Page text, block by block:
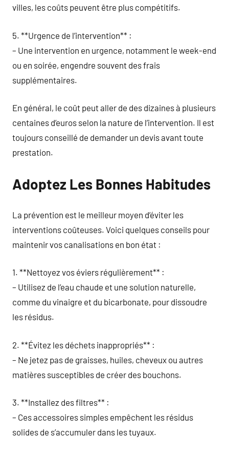
villes, les coûts peuvent être plus compétitifs.
5. **Urgence de l’intervention** :
– Une intervention en urgence, notamment le week-end
ou en soirée, engendre souvent des frais
supplémentaires.
En général, le coût peut aller de des dizaines à plusieurs
centaines d’euros selon la nature de l’intervention. Il est
toujours conseillé de demander un devis avant toute
prestation.
Adoptez Les Bonnes Habitudes
La prévention est le meilleur moyen d’éviter les
interventions coûteuses. Voici quelques conseils pour
maintenir vos canalisations en bon état :
1. **Nettoyez vos éviers régulièrement** :
– Utilisez de l’eau chaude et une solution naturelle,
comme du vinaigre et du bicarbonate, pour dissoudre
les résidus.
2. **Évitez les déchets inappropriés** :
– Ne jetez pas de graisses, huiles, cheveux ou autres
matières susceptibles de créer des bouchons.
3. **Installez des filtres** :
– Ces accessoires simples empêchent les résidus
solides de s’accumuler dans les tuyaux.